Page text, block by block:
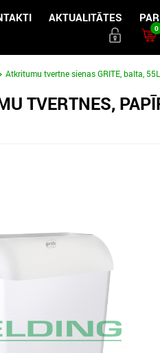
AKTUALITĀTES
0
Atkritumu tvertne sienas GRITE, balta,
TVERTNES,